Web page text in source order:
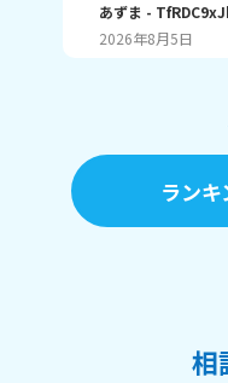
つも立ち絵ばかり
ません。とうした
あずま -
2026年8月5日
ラン
相